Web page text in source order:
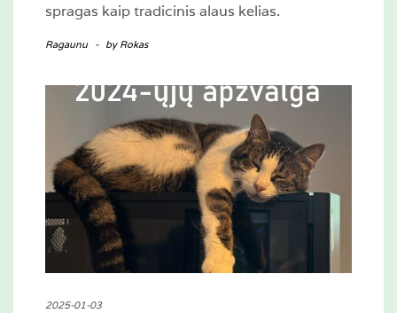
spragas kaip tradicinis alaus kelias.
Ragaunu - by Rokas
2025-01-03